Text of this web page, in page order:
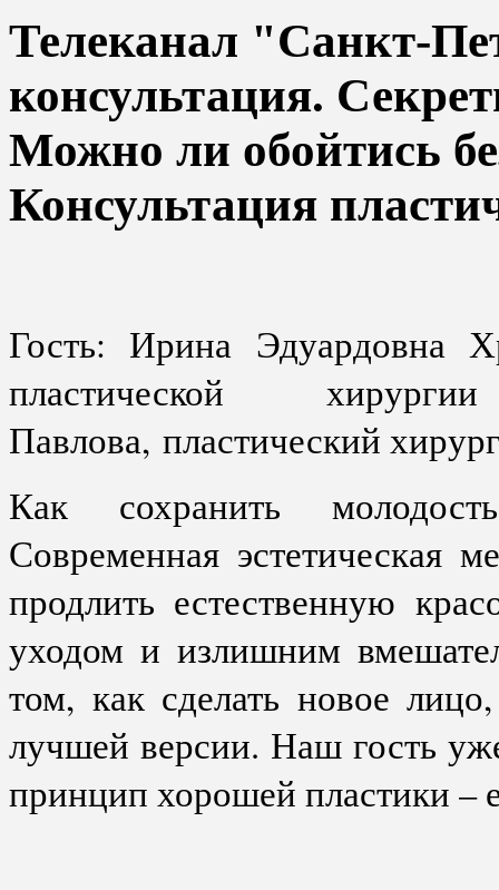
Телеканал "Санкт-
консультация.
Можно ли обойтись
Консультация
Гость: Ирина Эдуардовна
пластической
Павлова, пластический
Как сохранить
Современная эстетическая
продлить естественную
уходом и излишним
том, как сделать новое
лучшей версии. Наш гость
принцип хорошей пластики –